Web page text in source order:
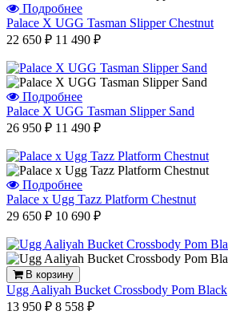
Подробнее
Palace X UGG Tasman Slipper Chestnut
22 650 ₽ 11 490 ₽
Подробнее
Palace X UGG Tasman Slipper Sand
26 950 ₽ 11 490 ₽
Подробнее
Palace x Ugg Tazz Platform Chestnut
29 650 ₽ 10 690 ₽
В корзину
Ugg Aaliyah Bucket Crossbody Pom Black
13 950 ₽ 8 558 ₽